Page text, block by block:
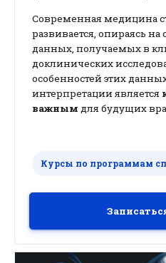
Современная медицина
развивается, опираясь
данных, получаемых в
доклинических
особенностей этих
интерпретации является
важным для будущих
Курсы по программам